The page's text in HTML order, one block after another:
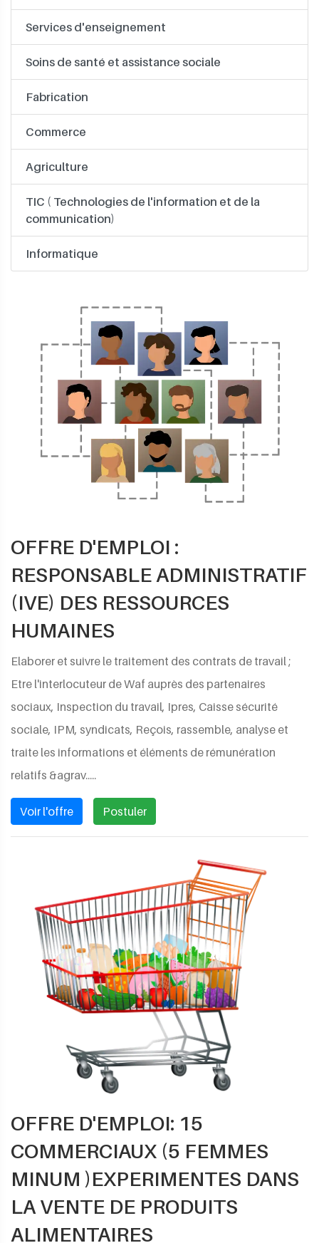
Services d'enseignement
Soins de santé et assistance sociale
Fabrication
Commerce
Agriculture
TIC ( Technologies de l'information et de la
communication)
Informatique
OFFRE D'EMPLOI :
RESPONSABLE ADMINISTRATIF
(IVE) DES RESSOURCES
HUMAINES
Elaborer et suivre le traitement des contrats de travail ;
Etre l'interlocuteur de Waf auprès des partenaires
sociaux, Inspection du travail, Ipres, Caisse sécurité
sociale, IPM, syndicats, Reçois, rassemble, analyse et
traite les informations et éléments de rému­nération
relatifs &agrav.....
Voir l'offre Postuler
OFFRE D'EMPLOI: 15
COMMERCIAUX (5 FEMMES
MINUM )EXPERIMENTES DANS
LA VENTE DE PRODUITS
ALIMENTAIRES